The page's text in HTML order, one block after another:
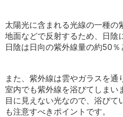
太陽光に含まれる光線の一種の
地面などで反射するため、日陰
日陰は日向の紫外線量の約50％
また、紫外線は雲やガラスを
室内でも紫外線を浴びてしまい
目に見えない光なので、浴びて
も注意すべきポイントです。